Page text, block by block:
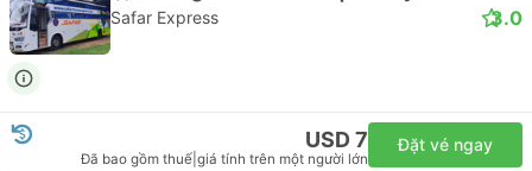
Safar Express 3.0
USD 7
Đã bao gồm thuế giá tính trên một người lớn
Đặt vé ngay